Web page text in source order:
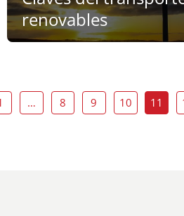
renovables
… 8 9 10 11